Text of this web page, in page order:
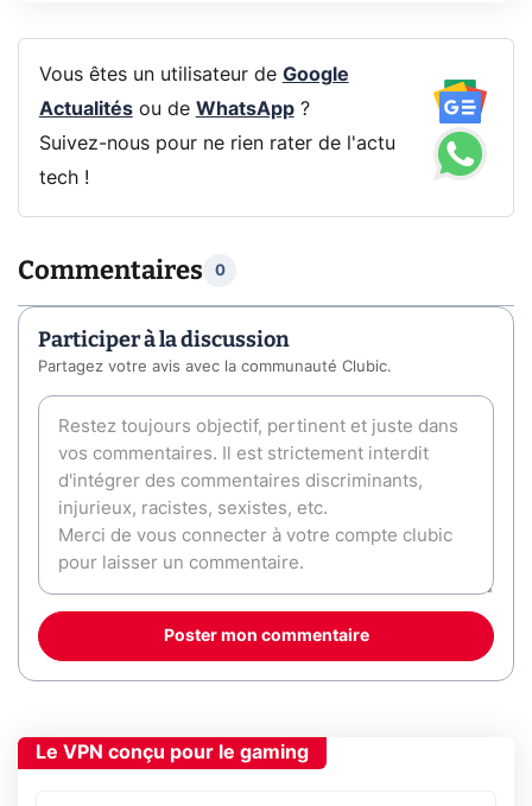
Vous êtes un utilisateur de Google
Actualitésou de WhatsApp?
Suivez-nous pour ne rien rater de l'actu
tech !
Commentaires 0
Participer à la discussion
Partagez votre avis avec la communauté Clubic.
Poster mon commentaire
Le VPN conçu pour le gaming